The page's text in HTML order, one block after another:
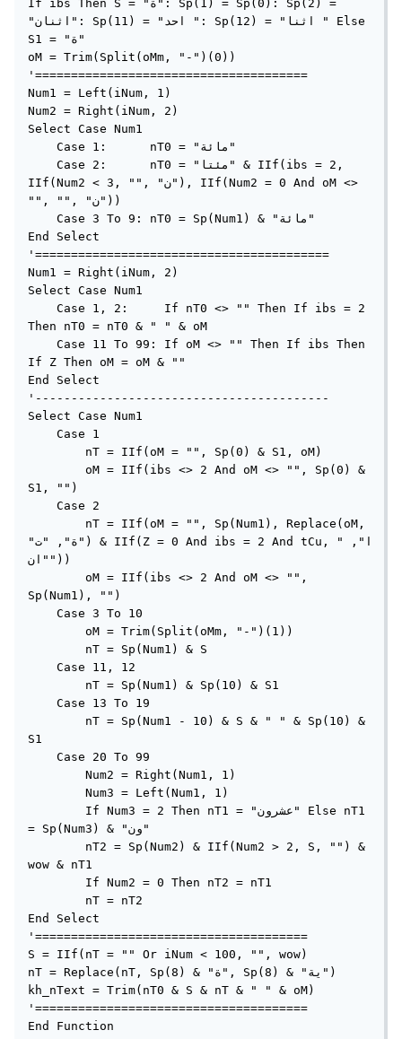
If ibs Then S = "ة": Sp(1) = Sp(0): Sp(2) =
"اثنان": Sp(11) = "احد ": Sp(12) = "اثنا " Else
S1 = "ة"
oM = Trim(Split(oMm, "-")(0))
'======================================
Num1 = Left(iNum, 1)
Num2 = Right(iNum, 2)
Select Case Num1
    Case 1:      nT0 = "مائة"
    Case 2:      nT0 = "مئتا" & IIf(ibs = 2,
IIf(Num2 < 3, "", "ن"), IIf(Num2 = 0 And oM <>
"", "", "ن"))
    Case 3 To 9: nT0 = Sp(Num1) & "مائة"
End Select
'=========================================
Num1 = Right(iNum, 2)
Select Case Num1
    Case 1, 2:     If nT0 <> "" Then If ibs = 2
Then nT0 = nT0 & " " & oM
    Case 11 To 99: If oM <> "" Then If ibs Then
If Z Then oM = oM & ""
End Select
'-----------------------------------------
Select Case Num1
    Case 1
        nT = IIf(oM = "", Sp(0) & S1, oM)
        oM = IIf(ibs <> 2 And oM <> "", Sp(0) &
S1, "")
    Case 2
        nT = IIf(oM = "", Sp(Num1), Replace(oM,
"ة", "ت") & IIf(Z = 0 And ibs = 2 And tCu, "ا",
"ان"))
        oM = IIf(ibs <> 2 And oM <> "",
Sp(Num1), "")
    Case 3 To 10
        oM = Trim(Split(oMm, "-")(1))
        nT = Sp(Num1) & S
    Case 11, 12
        nT = Sp(Num1) & Sp(10) & S1
    Case 13 To 19
        nT = Sp(Num1 - 10) & S & " " & Sp(10) &
S1
    Case 20 To 99
        Num2 = Right(Num1, 1)
        Num3 = Left(Num1, 1)
        If Num3 = 2 Then nT1 = "عشرون" Else nT1
= Sp(Num3) & "ون"
        nT2 = Sp(Num2) & IIf(Num2 > 2, S, "") &
wow & nT1
        If Num2 = 0 Then nT2 = nT1
        nT = nT2
End Select
'======================================
S = IIf(nT = "" Or iNum < 100, "", wow)
nT = Replace(nT, Sp(8) & "ة", Sp(8) & "ية")
kh_nText = Trim(nT0 & S & nT & " " & oM)
'======================================
End Function